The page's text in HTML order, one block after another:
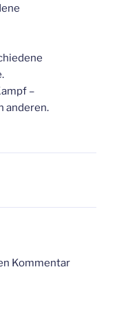
–
anderen.
Kommentar